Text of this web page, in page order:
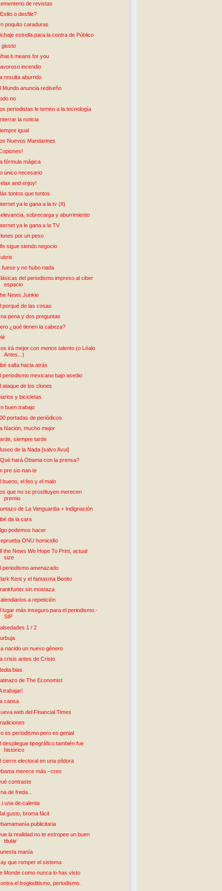
de revistas
o desfile?
poquito caraduras
estrella para la contra de Público
giusto
it means for you
incendio
resulta aburrido
Mundo anuncia rediseño
no
periodistas le temen a la tecnología
la noticia
igual
Nuevos Mandarines
La fórmula mágica
único necesario
and enjoy!
tontos que tontos
ya le gana a la tv (II)
sobrecarga y aburrimiento
ya le gana a la TV
por un peso
Life sigue siendo negocio
…fuese y no hubo nada
del periodismo impreso al ciber
espacio
News Junkie
porqué de las cosas
pena y dos preguntas
¿qué tienen la cabeza?
irá mejor con menos talento (o Léalo
Antes...)
salta hacia atrás
periodismo mexicano bajo asedio
ataque de los clones
y bicicletas
buen trabajo
portadas de periódicos
La Nación, mucho mejor
siempre tarde
de la Nada [salvo Avui]
hará Obama con la prensa?
pre sio nan te
bueno, el feo y el malo
que no se prostituyen merecen
premio
de La Vanguardia + Indignación
Libé da la cara
podemos hacer
ONU homicidio
the News We Hope To Print, actual
size
periodismo amenazado
Kent y el fantasma Benito
sin mostaza
a repetición
lugar más inseguro para el periodismo.-
SIP
1 / 2
nacido un nuevo género
La crisis antes de Cristo
bias
de The Economist
trabajar!
cansa
web del Financial Times
es periodismo pero es genial
despliegue tipográfico también fue
histórico
cierre electoral en una píldora
merece más –creo
contraste
de freda...
…i una de calenta
gusto, broma fácil
publicitaria
la realidad no te estropee un buen
titular
manía
que romper el sistema
Monde como nunca lo has visto
el trogloditismo, periodismo.